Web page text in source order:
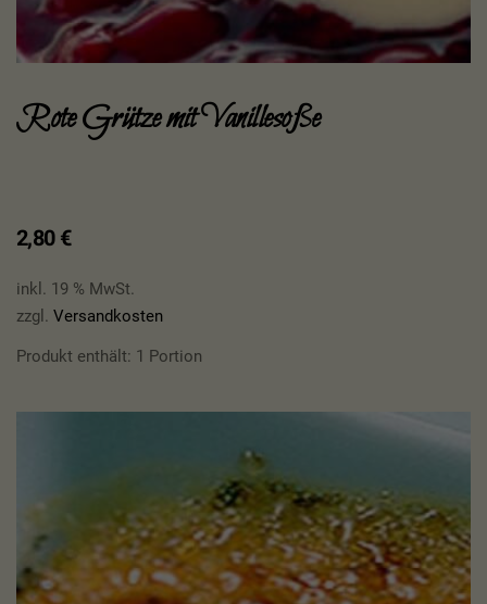
Rote Grütze mit Vanillesoße
2,80 €
inkl. 19 % MwSt.
zzgl. Versandkosten
Produkt enthält: 1 Portion